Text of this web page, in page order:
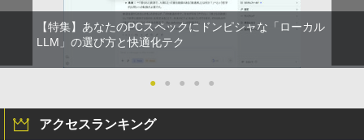
【特集】あなたのPCスペックにドンピシャな「ローカル
LLM」の選び方と快適化テク
● ● ● ● ●
アクセスランキング